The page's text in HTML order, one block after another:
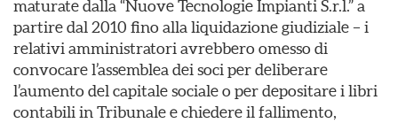
maturate dalla “Nuove Tecnologie Impianti S.r.l.” a
partire dal 2010 fino alla liquidazione giudiziale – i
relativi amministratori avrebbero omesso di
convocare l’assemblea dei soci per deliberare
l’aumento del capitale sociale o per depositare i libri
contabili in Tribunale e chiedere il fallimento,